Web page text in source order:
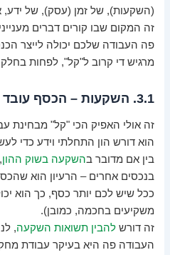
(השקעות), של זמן (עסק), של ידע,
זה המקום שבו קורים דברים
פה העבודה שלכם יכולה לייצר
מרגיש די קרוב ל"קל", לפחות
3.1. השקעות – הכסף עובד בשבילכם
זה אולי האפיק הכי "קל" מבחינת
הוא דורש הון התחלתי וידע כדי
בין אם מדובר בהשקעה בשוק ההון
בנכסים אחרים – הרעיון הוא
ככל שיש לכם יותר כסף, כך הוא
משקיעים בחכמה, כמובן).
זה דורשלהבין תשואות השקעה,
העבודה פה היא בעיקר עבודת